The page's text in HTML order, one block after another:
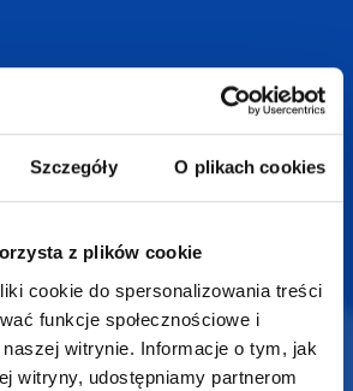
Szczegóły O plikach cookies
z plików cookie
cookie do spersonalizowania treści
funkcje społecznościowe i
witrynie. Informacje o tym, jak
witryny, udostępniamy partnerom